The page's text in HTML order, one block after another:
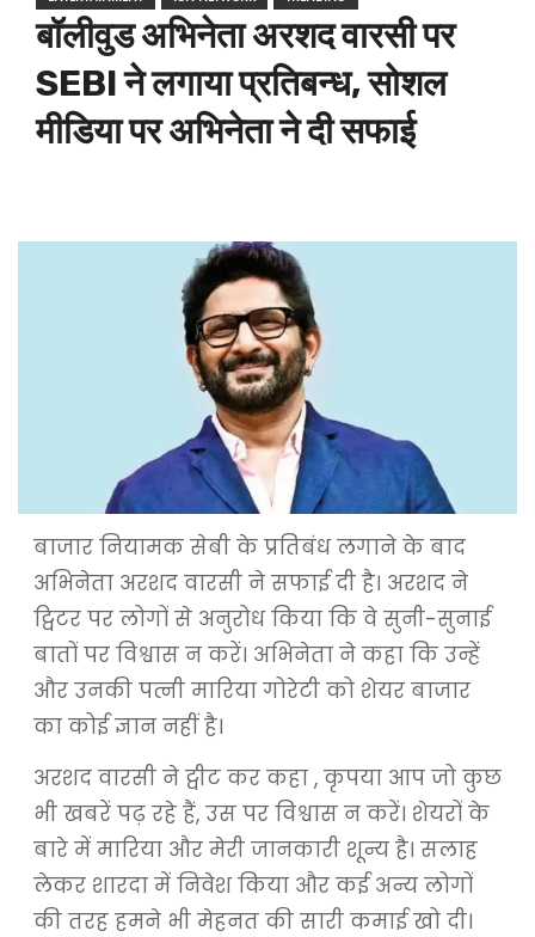
बॉलीवुड अभिनेता अरशद वारसी पर
SEBI ने लगाया प्रतिबन्ध, सोशल
मीडिया पर अभिनेता ने दी सफाई
बाजार नियामक सेबी के प्रतिबंध लगाने के बाद
अभिनेता अरशद वारसी ने सफाई दी है। अरशद ने
ट्विटर पर लोगों से अनुरोध किया कि वे सुनी-सुनाई
बातों पर विश्वास न करें। अभिनेता ने कहा कि उन्हें
और उनकी पत्नी मारिया गोरेटी को शेयर बाजार
का कोई ज्ञान नहीं है।
अरशद वारसी ने ट्वीट कर कहा , कृपया आप जो कुछ
भी खबरें पढ़ रहे हैं, उस पर विश्वास न करें। शेयरों के
बारे में मारिया और मेरी जानकारी शून्य है। सलाह
लेकर शारदा में निवेश किया और कई अन्य लोगों
की तरह हमने भी मेहनत की सारी कमाई खो दी।